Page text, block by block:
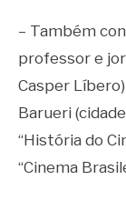
– Também
professor e
Casper
Barueri
“História do
“Cinema